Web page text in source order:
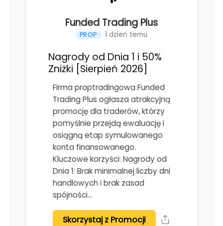
Funded Trading Plus
PROP 1 dzień temu
Nagrody od Dnia 1 i 50%
Zniżki [Sierpień 2026]
Firma proptradingowa Funded
Trading Plus ogłasza atrakcyjną
promocję dla traderów, którzy
pomyślnie przejdą ewaluację i
osiągną etap symulowanego
konta finansowanego.
Kluczowe korzyści: Nagrody od
Dnia 1: Brak minimalnej liczby dni
handlowych i brak zasad
spójności…
Skorzystaj z Promocji